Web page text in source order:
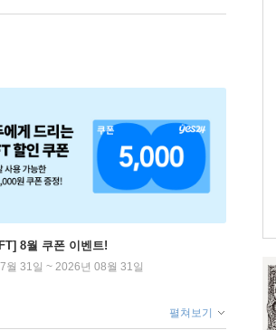
8월 쿠폰 이벤트!
월 31일 ~ 2026년 08월 31일
펼쳐보기